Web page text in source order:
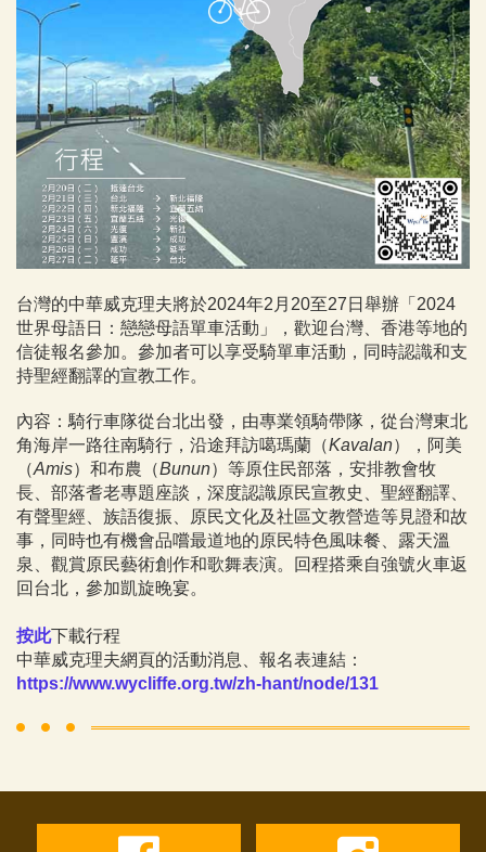
台灣的中華威克理夫將於2024年2月20至27日舉辦「2024
世界母語日：戀戀母語單車活動」，歡迎台灣、香港等地的
信徒報名參加。參加者可以享受騎單車活動，同時認識和支
持聖經翻譯的宣教工作。
內容：騎行車隊從台北出發，由專業領騎帶隊，從台灣東北
角海岸一路往南騎行，沿途拜訪噶瑪蘭（Kavalan），阿美
（Amis）和布農（Bunun）等原住民部落，安排教會牧
長、部落耆老專題座談，深度認識原民宣教史、聖經翻譯、
有聲聖經、族語復振、原民文化及社區文教營造等見證和故
事，同時也有機會品嚐最道地的原民特色風味餐、露天溫
泉、觀賞原民藝術創作和歌舞表演。回程搭乘自強號火車返
回台北，參加凱旋晚宴。
按此下載行程
中華威克理夫網頁的活動消息、報名表連結：
https://www.wycliffe.org.tw/zh-hant/node/131